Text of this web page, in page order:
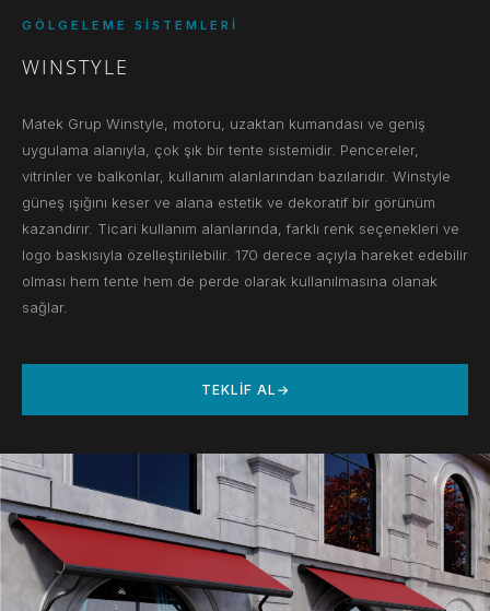
GÖLGELEME SISTEMLERI
WINSTYLE
Matek Grup Winstyle, motoru, uzaktan kumandası ve geniş
uygulama alanıyla, çok şık bir tente sistemidir. Pencereler,
vitrinler ve balkonlar, kullanım alanlarından bazılarıdır. Winstyle
güneş ışığını keser ve alana estetik ve dekoratif bir görünüm
kazandırır. Ticari kullanım alanlarında, farklı renk seçenekleri ve
logo baskısıyla özelleştirilebilir. 170 derece açıyla hareket edebilir
olması hem tente hem de perde olarak kullanılmasına olanak
sağlar.
TEKLIF AL →